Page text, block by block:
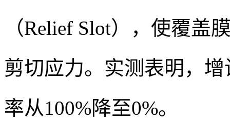
（Relief Slot），使覆盖
剪切应力。实测表明，
率从100%降至0%。